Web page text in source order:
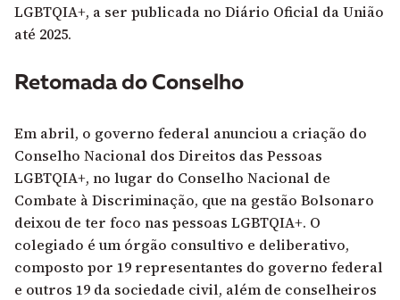
LGBTQIA+, a ser publicada no Diário Oficial da União
até 2025.
Retomada do Conselho
Em abril, o governo federal anunciou a criação do
Conselho Nacional dos Direitos das Pessoas
LGBTQIA+, no lugar do Conselho Nacional de
Combate à Discriminação, que na gestão Bolsonaro
deixou de ter foco nas pessoas LGBTQIA+. O
colegiado é um órgão consultivo e deliberativo,
composto por 19 representantes do governo federal
e outros 19 da sociedade civil, além de conselheiros